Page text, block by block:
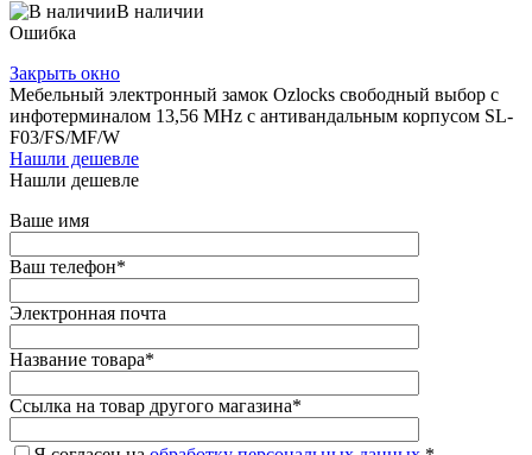
В наличии
Ошибка
Закрыть окно
Мебельный электронный замок Ozlocks свободный выбор с
инфотерминалом 13,56 MHz с антивандальным корпусом SL-
F03/FS/MF/W
Нашли дешевле
Нашли дешевле
Ваше имя
Ваш телефон*
Электронная почта
Название товара*
Ссылка на товар другого магазина*